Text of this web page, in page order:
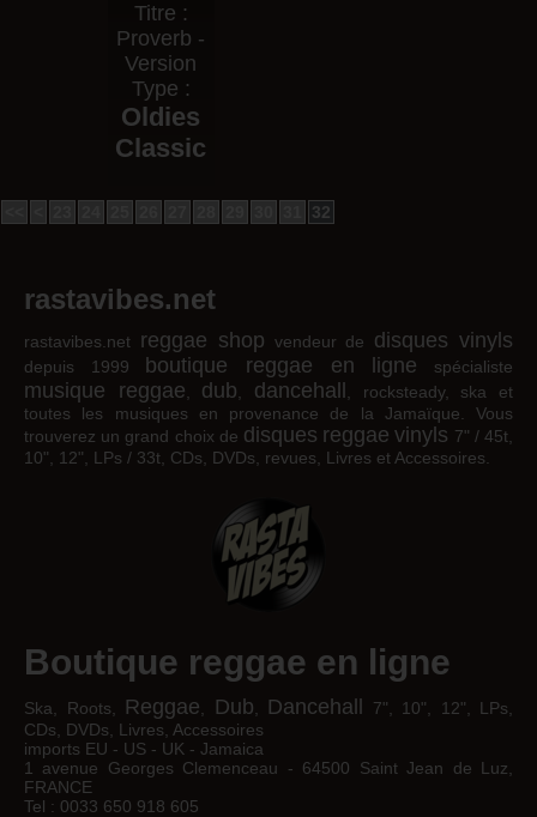
Titre :
Proverb -
Version
Type :
Oldies
Classic
32
rastavibes.net
rastavibes.net reggae shop vendeur de disques vinyls
depuis 1999 boutique reggae en ligne spécialiste
musique reggae dub dancehall
, rocksteady, ska et
toutes les musiques en provenance de la Jamaïque. Vous
trouverez un grand choix de disques reggae vinyls 7" / 45t,
10", 12", LPs / 33t, CDs, DVDs, revues, Livres et Accessoires.
Boutique reggae en ligne
Ska, Roots, Reggae Dub Dancehall
7", 10", 12", LPs,
CDs, DVDs, Livres, Accessoires
imports EU - US - UK - Jamaica
1 avenue Georges Clemenceau - 64500 Saint Jean de Luz,
FRANCE
Tel : 0033 650 918 605